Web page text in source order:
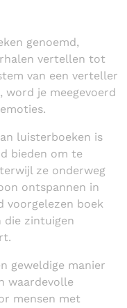
genoemd,
vertellen tot
van een verteller
je meegevoerd
luisterboeken is
bieden om te
ze onderweg
ontspannen in
voorgelezen boek
die zintuigen
geweldige manier
waardevolle
mensen met